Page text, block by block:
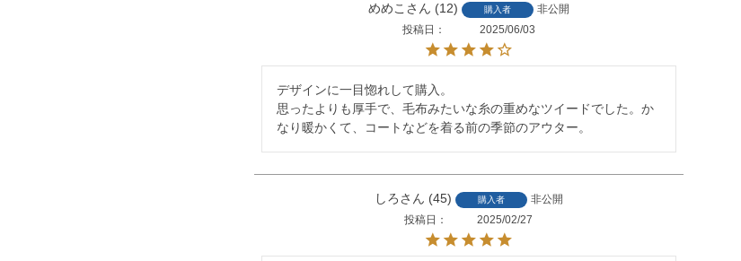
めめこ 12 購入者
非公開
投稿日
2025/06/03
デザインに一目惚れして購入。
思ったよりも厚手で、毛布みたいな糸の重めなツイードでした。か
なり暖かくて、コートなどを着る前の季節のアウター。
しろ 45 購入者
非公開
投稿日
2025/02/27